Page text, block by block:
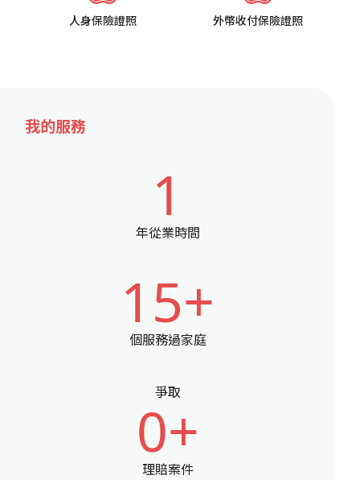
人身保險證照 外幣收付保險證照
我的服務
1
年從業時間
15+
個服務過家庭
爭取
0+
理賠案件